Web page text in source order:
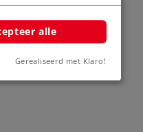
alle
Gerealiseerd met Klaro!